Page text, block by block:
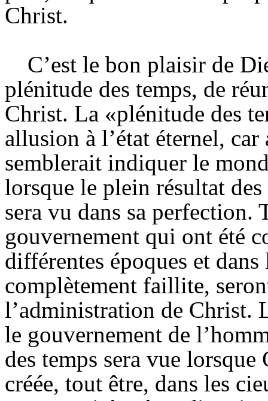
Christ.
C’est le bon plaisir de
plénitude des temps, de
Christ. La «plénitude des
allusion à l’état éternel,
semblerait indiquer le
lorsque le plein résultat
sera vu dans sa perfection.
gouvernement qui ont été
différentes époques et
complètement faillite,
l’administration de Christ.
le gouvernement de
des temps sera vue
créée, tout être, dans les